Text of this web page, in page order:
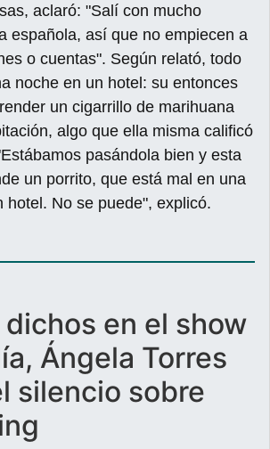
aclaró: "Salí con mucho
española, así que no empiecen a
o cuentas". Según relató, todo
noche en un hotel: su entonces
un cigarrillo de marihuana
algo que ella misma calificó
pasándola bien y esta
un porrito, que está mal en una
hotel. No se puede", explicó.
dichos en el show
Ángela Torres
silencio sobre